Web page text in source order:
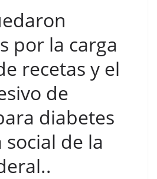
por la carga
recetas y el
de
diabetes
de la